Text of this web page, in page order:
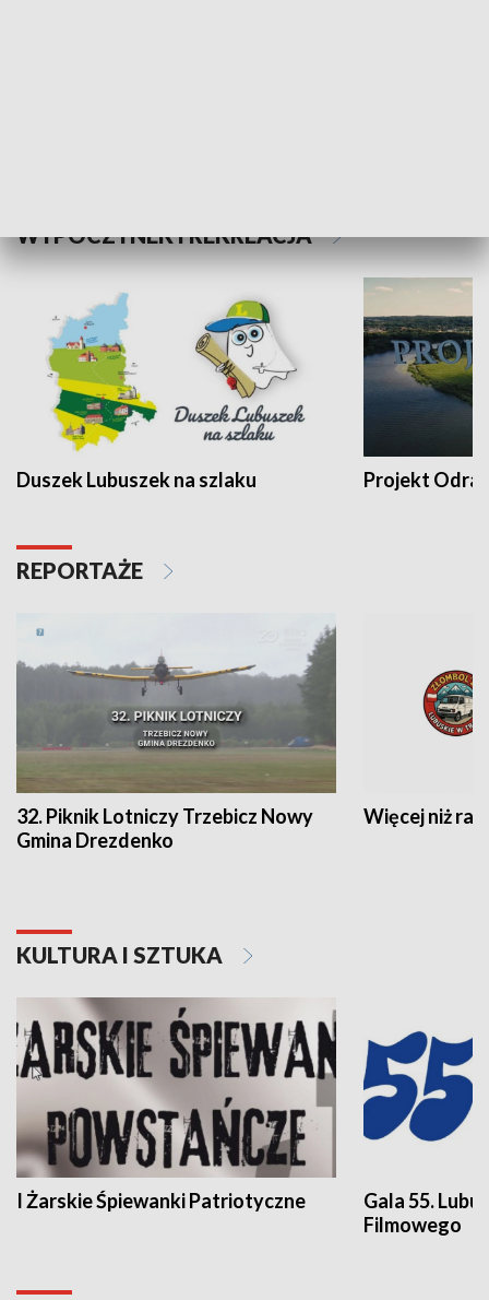
WYPOCZYNEK I REKREACJA
Duszek Lubuszek na szlaku Projekt Odra
REPORTAŻE
32. Piknik Lotniczy Trzebicz Nowy
Gmina Drezdenko
Więcej niż rajd
KULTURA I SZTUKA
I Żarskie Śpiewanki Patriotyczne
Gala 55.
Filmowego